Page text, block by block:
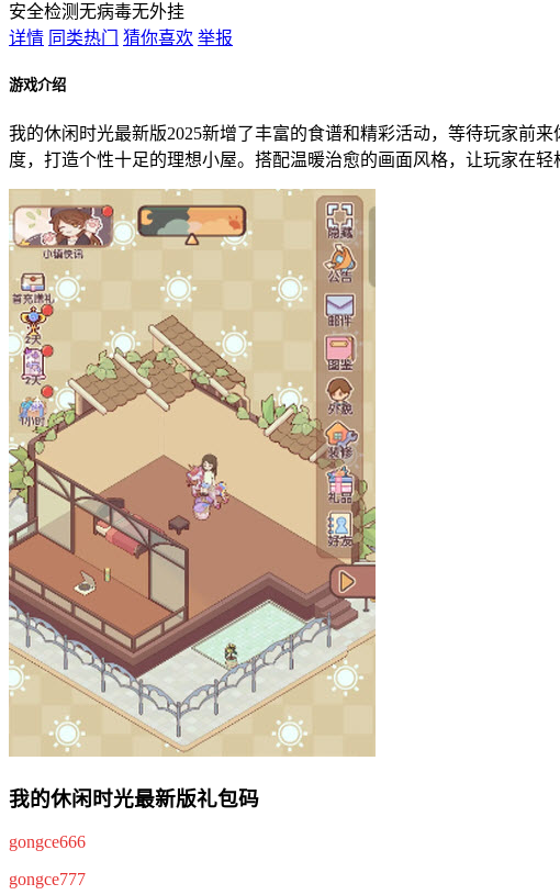
安全检测无病毒无外挂
详情 同类热门 猜你喜欢 举报
游戏介绍
我的休闲时光最新版2025新增了丰富的食谱和精彩活动，等待玩家前
度，打造个性十足的理想小屋。搭配温暖治愈的画面风格，让玩家在轻
我的休闲时光最新版礼包码
gongce666
gongce777